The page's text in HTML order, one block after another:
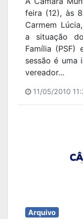
feira (12), às
Carmem
a situação
Família (PSF)
sessão é uma
vereador...
11/05/2010
Arquivo